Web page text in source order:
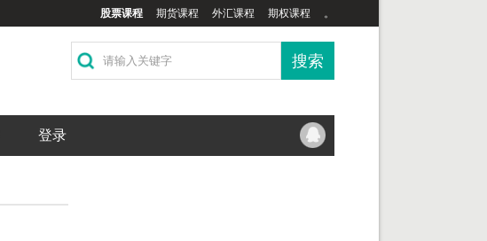
股票课程 期货课程 外汇课程 期权课程 。
登录